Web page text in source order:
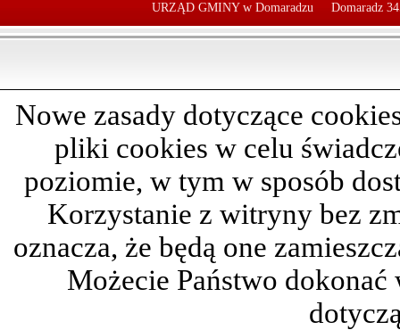
URZĄD GMINY w Domaradzu Domaradz
Nowe zasady dotyczące
pliki cookies w celu
poziomie, w tym w sposób
Korzystanie z witryny bez
oznacza, że będą one
Możecie Państwo